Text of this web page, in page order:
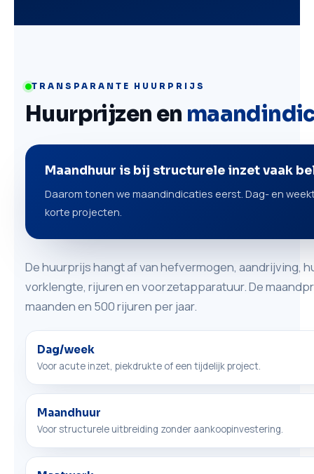
TRANSPARANTE HUURPRIJS
Huurprijzen en
Maandhuur is bij structurele inzet vaak
Daarom tonen we maandindicaties eerst. Dag- en
korte projecten.
De huurprijs hangt af van hefvermogen, aandrijving,
vorklengte, rijuren en voorzetapparatuur. De
maanden en 500 rijuren per jaar.
Dag/week
Voor acute inzet, piekdrukte of een tijdelijk project.
Maandhuur
Voor structurele uitbreiding zonder aankoopinvestering.